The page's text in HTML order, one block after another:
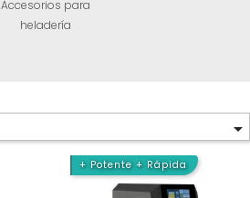
Accesorios para
heladería

+ Potente + Rápida